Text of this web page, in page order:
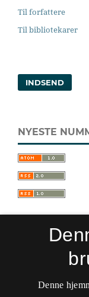
Til forfattere
Til bibliotekarer
INDSEND
NYESTE
Sprogforum.
ISSN 0909-
Denne